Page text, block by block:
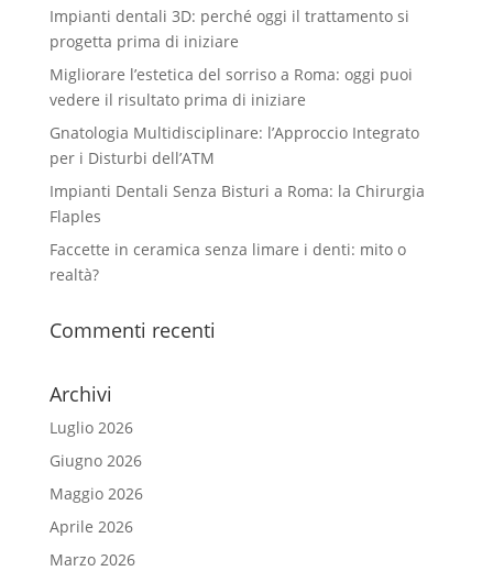
Impianti dentali 3D: perché oggi il trattamento si
progetta prima di iniziare
Migliorare l’estetica del sorriso a Roma: oggi puoi
vedere il risultato prima di iniziare
Gnatologia Multidisciplinare: l’Approccio Integrato
per i Disturbi dell’ATM
Impianti Dentali Senza Bisturi a Roma: la Chirurgia
Flaples
Faccette in ceramica senza limare i denti: mito o
realtà?
Commenti recenti
Archivi
Luglio 2026
Giugno 2026
Maggio 2026
Aprile 2026
Marzo 2026